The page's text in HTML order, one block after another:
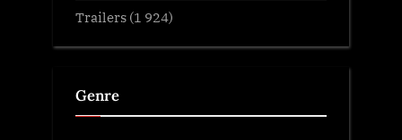
Trailers (1 924)
Genre